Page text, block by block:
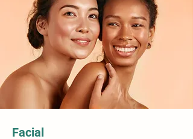
Facial